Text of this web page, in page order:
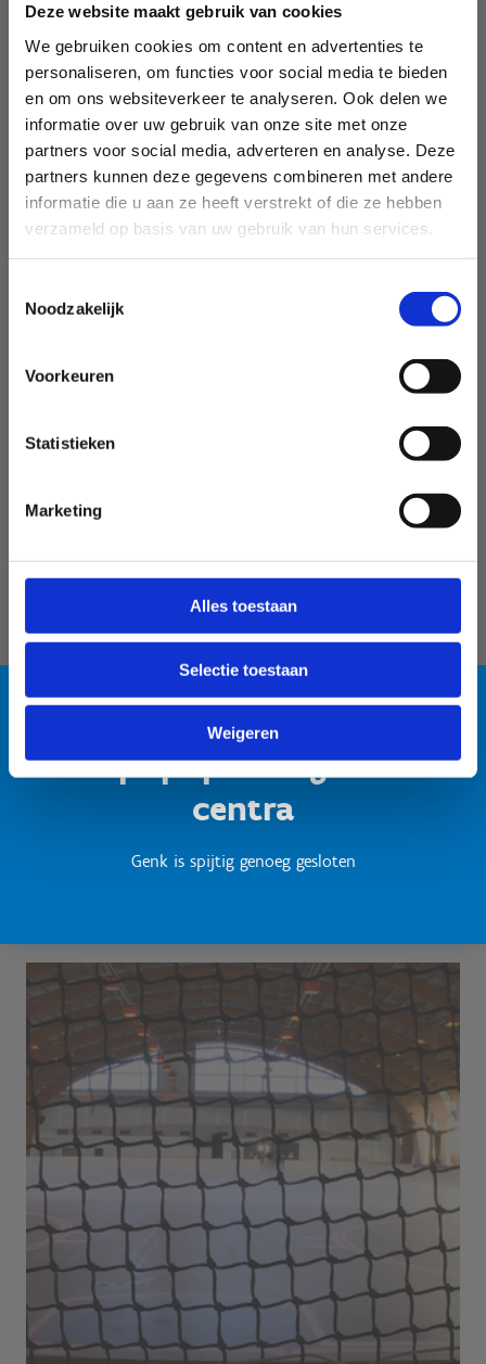
Deze website maakt gebruik van cookies
We gebruiken cookies om content en advertenties te
personaliseren, om functies voor social media te bieden
en om ons websiteverkeer te analyseren. Ook delen we
informatie over uw gebruik van onze site met onze
partners voor social media, adverteren en analyse. Deze
partners kunnen deze gegevens combineren met andere
informatie die u aan ze heeft verstrekt of die ze hebben
verzameld op basis van uw gebruik van hun services.
Noodzakelijk
Voorkeuren
Statistieken
Marketing
Alles toestaan
Selectie toestaan
Weigeren
Test popup titel gesloten
centra
Genk is spijtig genoeg gesloten
Sport Vlaanderen Heusden-Zolder